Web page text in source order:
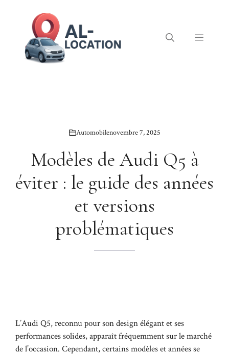
Menu
Automobilenovembre 7, 2025
Modèles de Audi Q5 à
éviter : le guide des années
et versions
problématiques
L’Audi Q5, reconnu pour son design élégant et ses
performances solides, apparaît fréquemment sur le marché
de l’occasion. Cependant, certains modèles et années se